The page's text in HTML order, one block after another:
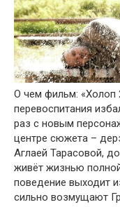
О чем фильм: «Холоп
перевоспитания
раз с новым
центре сюжета –
Аглаей Тарасовой,
живёт жизнью
поведение выходит
сильно возмущают